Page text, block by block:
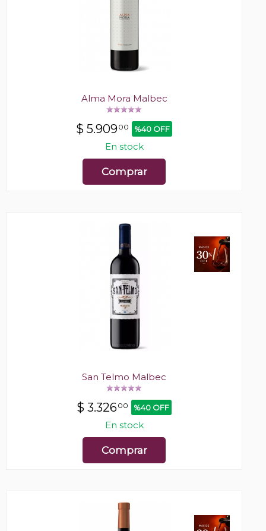
Alma Mora Malbec
$ 5.90900 %40 OFF
En stock
Comprar
San Telmo Malbec
$ 3.32600 %40 OFF
En stock
Comprar